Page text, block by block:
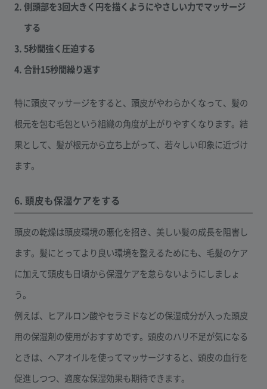
2. 側頭部を3回大きく円を描くようにやさしい力でマッサージ
する
3. 5秒間強く圧迫する
4. 合計15秒間繰り返す
特に頭皮マッサージをすると、頭皮がやわらかくなって、髪の
根元を包む毛包という組織の角度が上がりやすくなります。結
果として、髪が根元から立ち上がって、若々しい印象に近づけ
ます。
6. 頭皮も保湿ケアをする
頭皮の乾燥は頭皮環境の悪化を招き、美しい髪の成長を阻害し
ます。髪にとってより良い環境を整えるためにも、毛髪のケア
に加えて頭皮も日頃から保湿ケアを怠らないようにしましょ
う。
例えば、ヒアルロン酸やセラミドなどの保湿成分が入った頭皮
用の保湿剤の使用がおすすめです。頭皮のハリ不足が気になる
ときは、ヘアオイルを使ってマッサージすると、頭皮の血行を
促進しつつ、適度な保湿効果も期待できます。